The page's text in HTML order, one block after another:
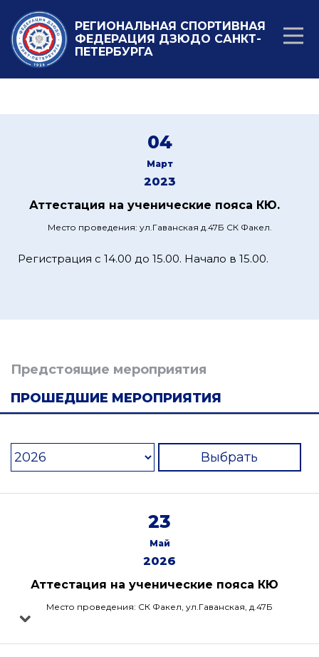
РЕГИОНАЛЬНАЯ СПОРТИВНАЯ
ФЕДЕРАЦИЯ ДЗЮДО САНКТ-
ПЕТЕРБУРГА
04
Март
2023
Аттестация на ученические пояса КЮ.
Место проведения: ул.Гаванская д.47Б СК Факел.
Регистрация с 14.00 до 15.00. Начало в 15.00.
Предстоящие мероприятия
ПРОШЕДШИЕ МЕРОПРИЯТИЯ
Выбрать
23
Май
2026
Аттестация на ученические пояса КЮ
Место проведения: СК Факел, ул.Гаванская, д.47Б